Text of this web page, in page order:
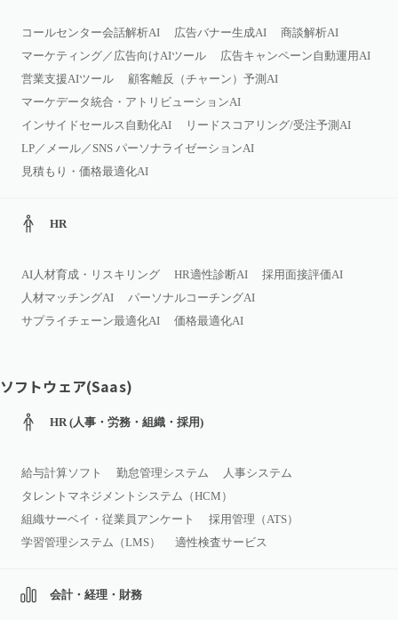
コールセンター会話解析AI 広告バナー生成AI
商談解析AI
マーケティング／広告向けAIツール
広告キャンペーン自動運用AI
営業支援AIツール
顧客離反（チャーン）予測AI
マーケデータ統合・アトリビューションAI
インサイドセールス自動化AI
リードスコアリング/受注予測AI
LP／メール／SNS パーソナライゼーションAI
見積もり・価格最適化AI
HR
AI人材育成・リスキリング HR適性診断AI
採用面接評価AI
人材マッチングAI
パーソナルコーチングAI
サプライチェーン最適化AI
価格最適化AI
ソフトウェア(Saas)
HR (人事・労務・組織・採用)
給与計算ソフト 勤怠管理システム
人事システム
タレントマネジメントシステム（HCM）
組織サーベイ・従業員アンケート
採用管理（ATS）
学習管理システム（LMS）
適性検査サービス
会計・経理・財務